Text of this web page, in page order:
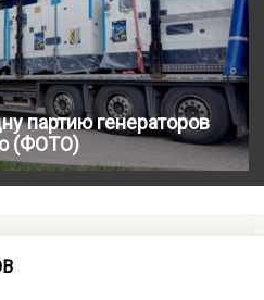
партию генераторов
(ФОТО)